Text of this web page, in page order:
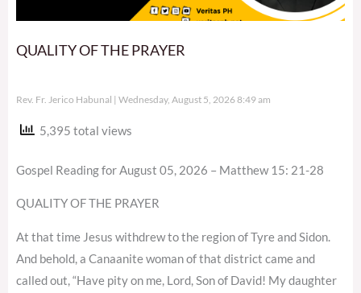
QUALITY OF THE PRAYER
Rev. Fr. Jerico Habunal Wednesday, August 5, 2026 8:49 am
5,395 total views
Gospel Reading for August 05, 2026 – Matthew 15: 21-28
QUALITY OF THE PRAYER
At that time Jesus withdrew to the region of Tyre and Sidon.
And behold, a Canaanite woman of that district came and
called out, “Have pity on me, Lord, Son of David! My daughter